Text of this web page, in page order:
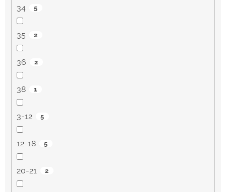
34 5
35 2
36 2
38 1
3-12 5
12-18 5
20-21 2